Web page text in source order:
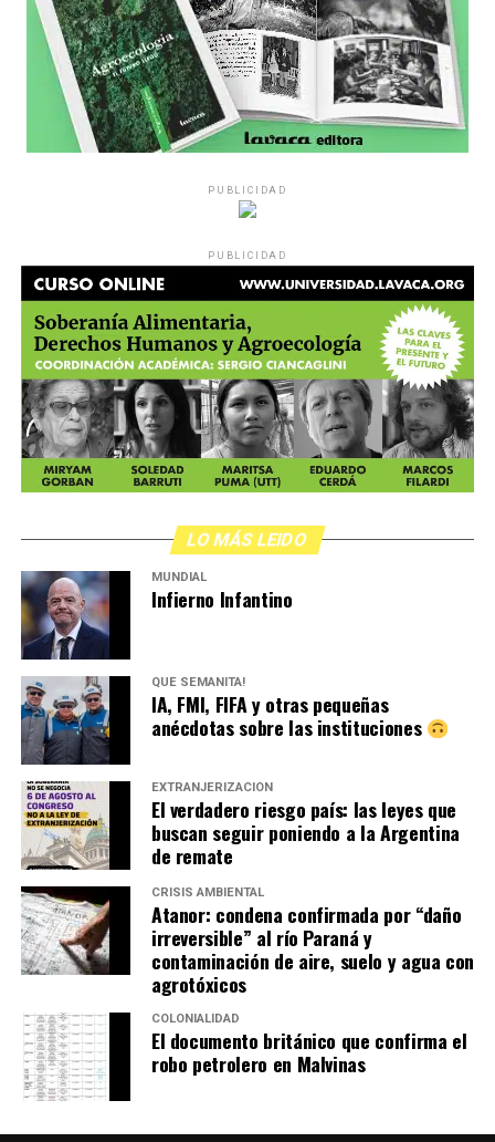
PUBLICIDAD
PUBLICIDAD
LO MÁS LEIDO
MUNDIAL
Infierno Infantino
QUÉ SEMANITA!
IA, FMI, FIFA y otras pequeñas
anécdotas sobre las instituciones
EXTRANJERIZACIÓN
El verdadero riesgo país: las leyes que
buscan seguir poniendo a la Argentina
de remate
CRISIS AMBIENTAL
Atanor: condena confirmada por “daño
irreversible” al río Paraná y
contaminación de aire, suelo y agua con
agrotóxicos
COLONIALIDAD
El documento británico que confirma el
robo petrolero en Malvinas